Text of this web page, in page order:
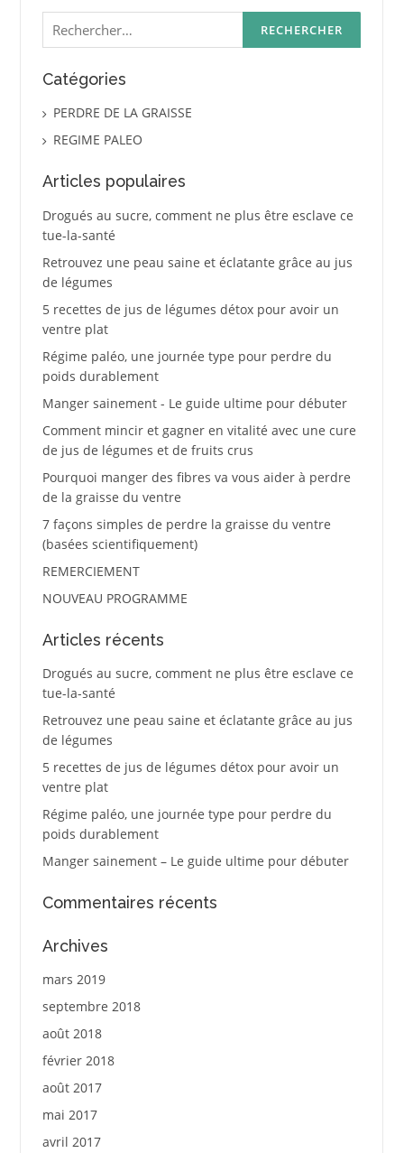
Rechercher :
Catégories
PERDRE DE LA GRAISSE
REGIME PALEO
Articles populaires
Drogués au sucre, comment ne plus être esclave ce
tue-la-santé
Retrouvez une peau saine et éclatante grâce au jus
de légumes
5 recettes de jus de légumes détox pour avoir un
ventre plat
Régime paléo, une journée type pour perdre du
poids durablement
Manger sainement - Le guide ultime pour débuter
Comment mincir et gagner en vitalité avec une cure
de jus de légumes et de fruits crus
Pourquoi manger des fibres va vous aider à perdre
de la graisse du ventre
7 façons simples de perdre la graisse du ventre
(basées scientifiquement)
REMERCIEMENT
NOUVEAU PROGRAMME
Articles récents
Drogués au sucre, comment ne plus être esclave ce
tue-la-santé
Retrouvez une peau saine et éclatante grâce au jus
de légumes
5 recettes de jus de légumes détox pour avoir un
ventre plat
Régime paléo, une journée type pour perdre du
poids durablement
Manger sainement – Le guide ultime pour débuter
Commentaires récents
Archives
mars 2019
septembre 2018
août 2018
février 2018
août 2017
mai 2017
avril 2017